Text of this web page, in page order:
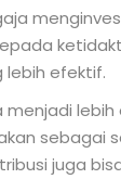
efektif.
sebagai
juga